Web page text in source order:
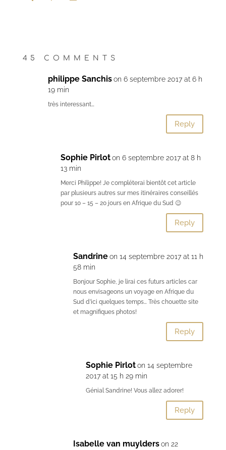
45 COMMENTS
philippe Sanchis on 6 septembre 2017 at 6 h
19 min
très interessant…
Reply
Sophie Pirlot on 6 septembre 2017 at 8 h
13 min
Merci Philippe! Je compléterai bientôt cet article
par plusieurs autres sur mes itinéraires conseillés
pour 10 – 15 – 20 jours en Afrique du Sud 😉
Reply
Sandrine on 14 septembre 2017 at 11 h
58 min
Bonjour Sophie, je lirai ces futurs articles car
nous envisageons un voyage en Afrique du
Sud d’ici quelques temps… Très chouette site
et magnifiques photos!
Reply
Sophie Pirlot on 14 septembre
2017 at 15 h 29 min
Génial Sandrine! Vous allez adorer!
Reply
Isabelle van muylders on 22